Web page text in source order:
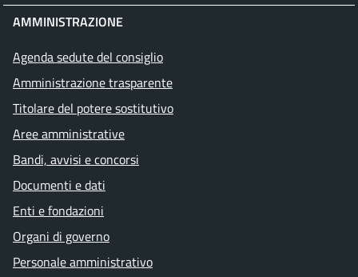
AMMINISTRAZIONE
Agenda sedute del consiglio
Amministrazione trasparente
Titolare del potere sostitutivo
Aree amministrative
Bandi, avvisi e concorsi
Documenti e dati
Enti e fondazioni
Organi di governo
Personale amministrativo